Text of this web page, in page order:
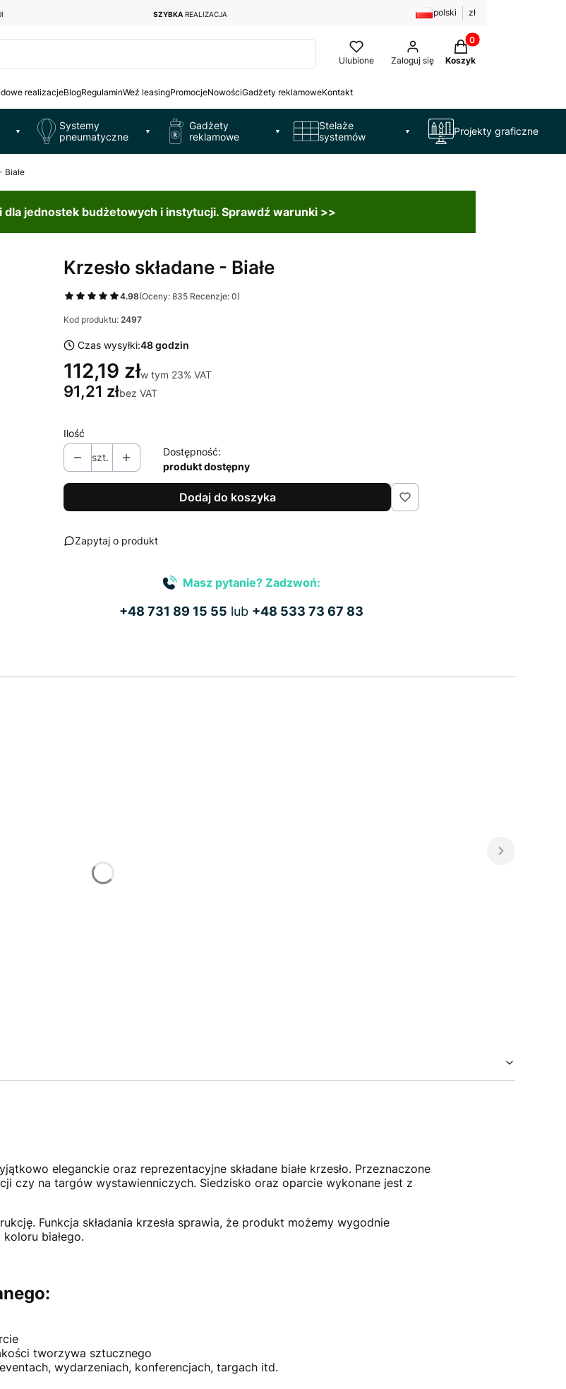
SZYBKAREALIZACJA polski zł
Ulubione Zaloguj się
Produkty w koszyku:
Koszyk
realizacjeBlogRegulaminWeź leasingPromocjeNowościGadżety reklamoweKontakt
▼
Systemy
pneumatyczne
▼
Gadżety
reklamowe
▼
Stelaże
systemów
▼ Projekty graficzne
Białe
jednostek budżetowych i instytucji. Sprawdź warunki >>
Krzesło składane - Białe
4.98(Oceny: 835 Recenzje: 0)
Kod produktu: 2497
Czas wysyłki:48 godzin
112,19 złw tym 23% VAT
w tym 23% VAT
91,21 złbez VAT
Ilość
szt.
Dostępność:
produkt dostępny
Dodaj do koszyka
Zapytaj o produkt
Masz pytanie? Zadzwoń:
+48 731 89 15 55 lub +48 533 73 67 83
eleganckie oraz reprezentacyjne składane białe krzesło. Przeznaczone
czy na targów wystawienniczych. Siedzisko oraz oparcie wykonane jest z
Funkcja składania krzesła sprawia, że produkt możemy wygodnie
białego.
tworzywa sztucznego
wydarzeniach, konferencjach, targach itd.